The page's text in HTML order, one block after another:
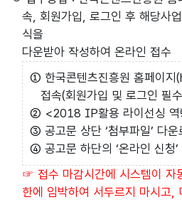
속, 회원가입, 로그인 후 해당사
식을
다운받아 작성하여 온라인 접수
① 한국콘텐츠진흥원 홈페이
접속(회원가입 및 로그인 필
② <2018 IP활용 라이선싱 역
③ 공고문 상단 ‘첨부파일’ 다운
④ 공고문 하단의 ‘온라인 신청
☞ 접수 마감시간에 시스템이 자
한에 임박하여 서두르지 마시고,